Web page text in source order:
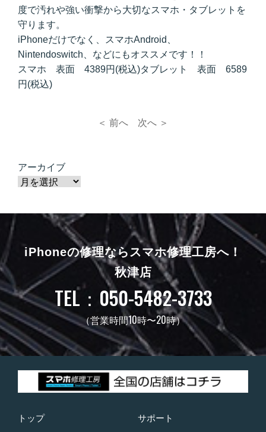
度で汚れや強い衝撃から大切なスマホ・タブレットを
守ります。
iPhoneだけでなく、スマホAndroid、
Nintendoswitch、などにもオススメです！！
スマホ 表面 4389円(税込)タブレット 表面 6589
円(税込)
＜ 前へ 次へ ＞
アーカイブ
iPhoneの修理ならスマホ修理工房へ！
秋津店
TEL：050-5482-3733
（営業時間10時〜20時）
トップ サポート